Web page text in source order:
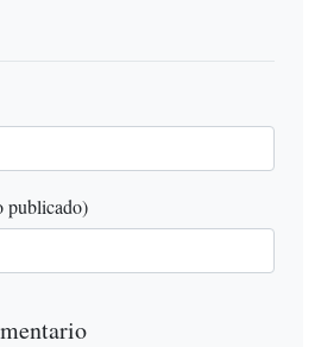
publicado)